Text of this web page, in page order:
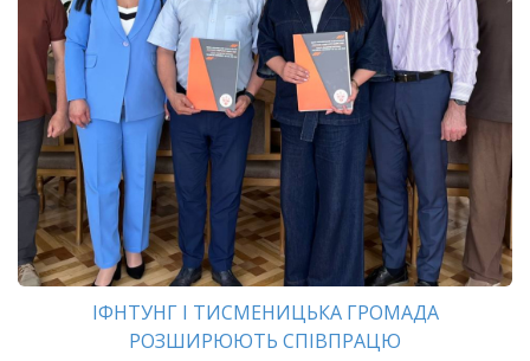
ІФНТУНГ І ТИСМЕНИЦЬКА ГРОМАДА
РОЗШИРЮЮТЬ СПІВПРАЦЮ